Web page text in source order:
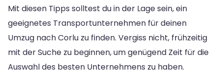
Mit diesen Tipps solltest du in der Lage sein, ein
geeignetes Transportunternehmen für deinen
Umzug nach Corlu zu finden. Vergiss nicht, frühzeitig
mit der Suche zu beginnen, um genügend Zeit für die
Auswahl des besten Unternehmens zu haben.